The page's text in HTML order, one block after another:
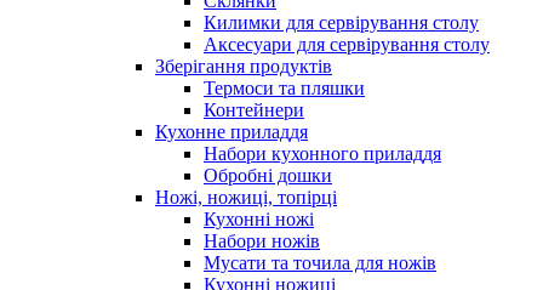
Килимки для сервірування столу
Аксесуари для сервірування столу
Зберігання продуктів
Термоси та пляшки
Контейнери
Кухонне приладдя
Набори кухонного приладдя
Обробні дошки
Ножі, ножиці, топірці
Кухонні ножі
Набори ножів
Мусати та точила для ножів
Кухонні ножиці